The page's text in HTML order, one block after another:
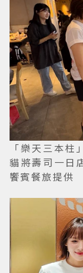
「樂天三本
貓將壽司一日
饗賓餐旅提供